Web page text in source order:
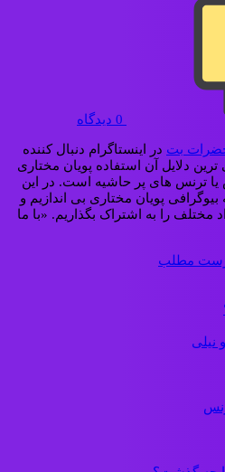
0 دیدگاه
بت در اینستاگرام دنبال کننده
دلایل آن استفاده پویان مختاری
یا ترنس های پر حاشیه است. در این
پویان مختاری بی اندازیم و
مختلف را به اشتراک بگذاریم. «با ما
مطلب
نیلی